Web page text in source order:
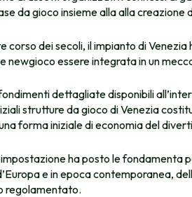
da gioco insieme alla alla
corso dei secoli, il impianto di
newgioco essere integrata in un
dettagliate disponibili
strutture da gioco di Venezia
forma iniziale di economia del
ha posto le fondamenta
e in epoca contemporanea,
regolamentato.